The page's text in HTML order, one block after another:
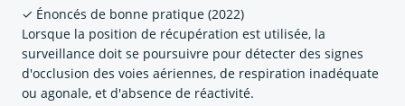
✓ Énoncés de bonne pratique (2022)
Lorsque la position de récupération est utilisée, la
surveillance doit se poursuivre pour détecter des signes
d'occlusion des voies aériennes, de respiration inadéquate
ou agonale, et d'absence de réactivité.